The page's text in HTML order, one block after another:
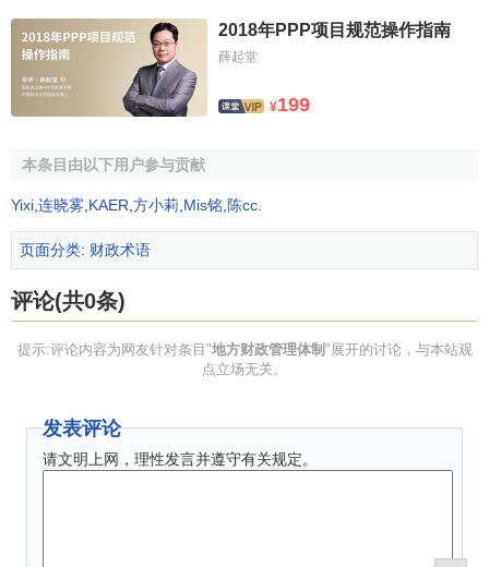
我国的经济体制的基本模式是：以有计划的 商品经济为总
纲，在经济运行诸方面，如计划、财政、市场，
经济运行
等，均采用各种形式、各种因素多元结合及其相互
补充的以间接管理为主、政企职责分开。
建筑，它是国家各级政权在组织上的形式、职能，在权力上
的 运行机制等。它与经济体制相适应。
地方财政管理体制作为国家财翠管理体制，国家经济管
理体制的组成部分，必然受其制约，体现词家经济体制，政
治体制和财政体制的要求。如乡镇，从政治体制上讲属于一
级政权要行使其政治，经济职能；从经济体制上讲，它具有
独立发展本地经济的职能，上级各级政权(中央、省，县)对其
经济的发展，实行间接管理和有计划的调节。那么，在设计
权、财力和责任，而不是徒有乡镇财政的虚名。
2018年PPP项目规范操作指南
薛起堂
¥199
本条目由以下用户参与贡献
Yixi 连晓雾 KAER 方小莉 Mis铭 陈cc
页面分类: 财政术语
评论(共0条)
提示:评论内容为网友针对条目"地方财政管理体制 "展开的讨论，与本站观
点立场无关。
发表评论
请文明上网，理性发言并遵守有关规定。